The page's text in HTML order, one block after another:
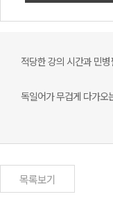
적당한 강의 시간과 민
독일어가 무겁게 다가오
목록보기